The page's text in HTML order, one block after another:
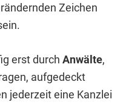
Zeichen
erst durch Anwälte,
aufgedeckt
jederzeit eine Kanzlei